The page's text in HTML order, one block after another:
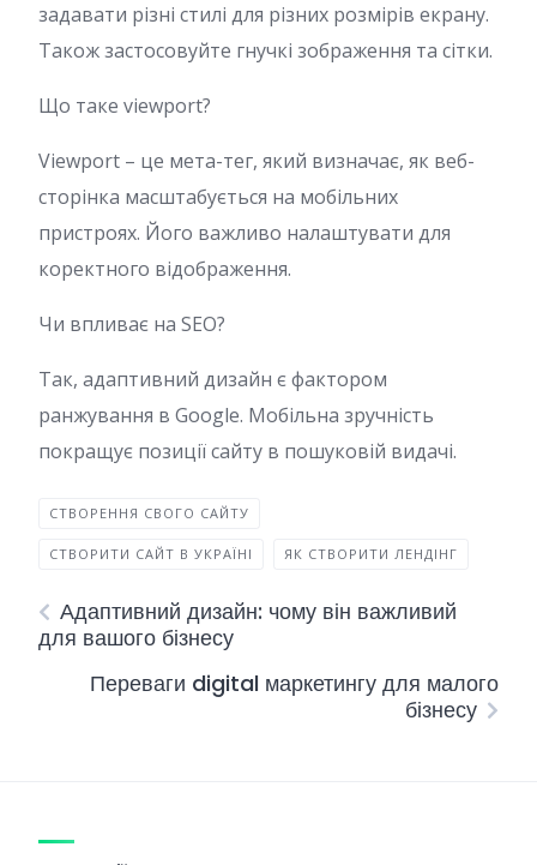
задавати різні стилі для різних розмірів екрану.
Також застосовуйте гнучкі зображення та сітки.
Що таке viewport?
Viewport – це мета-тег, який визначає, як веб-
сторінка масштабується на мобільних
пристроях. Його важливо налаштувати для
коректного відображення.
Чи впливає на SEO?
Так, адаптивний дизайн є фактором
ранжування в Google. Мобільна зручність
покращує позиції сайту в пошуковій видачі.
СТВОРЕННЯ СВОГО САЙТУ
СТВОРИТИ САЙТ В УКРАЇНІ ЯК СТВОРИТИ ЛЕНДІНГ
Адаптивний дизайн: чому він важливий
для вашого бізнесу
Переваги digital маркетингу для малого
бізнесу